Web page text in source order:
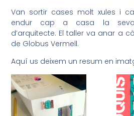
Van sortir cases molt xules i
endur cap a casa la seva
d’arquitecte. El taller va anar a
de Globus Vermell.
Aquí us deixem un resum en